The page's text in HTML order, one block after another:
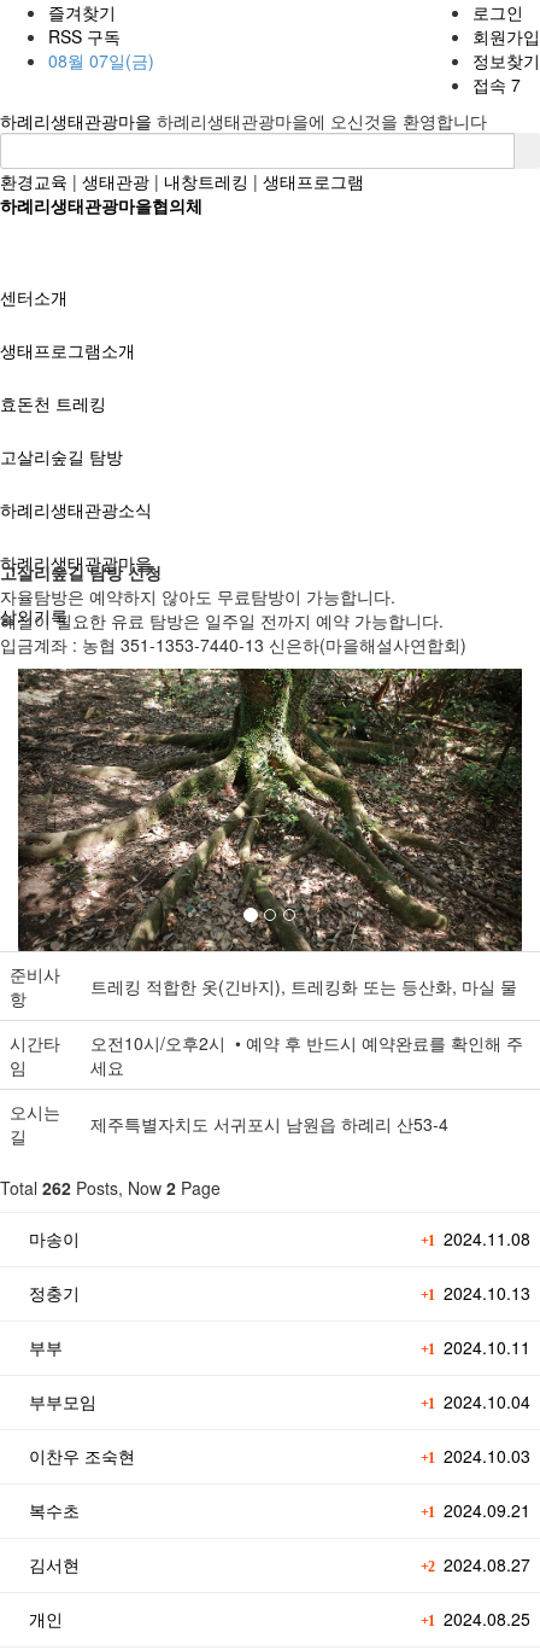
즐겨찾기
RSS 구독
08월 07일(금)
로그인
회원가입
정보찾기
접속 7
하례리생태관광마을 하례리생태관광마을에 오신것을 환영합니다
환경교육 | 생태관광 | 내창트레킹 | 생태프로그램
하례리생태관광마을협의체
센터소개
생태프로그램소개
효돈천 트레킹
고살리숲길 탐방
하례리생태관광소식
하례리생태관광마을
삶의기록
고살리숲길 탐방 신청
자율탐방은 예약하지 않아도 무료탐방이 가능합니다.
해설이 필요한 유료 탐방은 일주일 전까지 예약 가능합니다.
입금계좌 : 농협 351-1353-7440-13 신은하(마을해설사연합회)
Previous Next
준비사
항
트레킹 적합한 옷(긴바지), 트레킹화 또는 등산화, 마실 물
시간타
임
오전10시/오후2시 • 예약 후 반드시 예약완료를 확인해 주
세요
오시는
길
제주특별자치도 서귀포시 남원읍 하례리 산53-4
Total 262 Posts, Now 2 Page
+12024.11.08
마송이
+12024.10.13
정충기
+12024.10.11
부부
+12024.10.04
부부모임
+12024.10.03
이찬우 조숙현
+12024.09.21
복수초
+22024.08.27
김서현
+12024.08.25
개인